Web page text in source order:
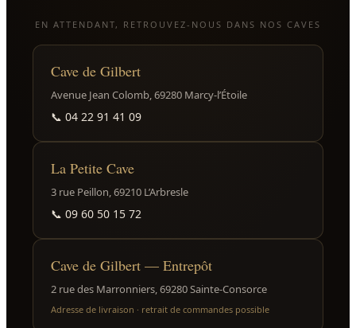
EN ATTENDANT, RETROUVEZ-NOUS DANS NOS CAVES
Cave de Gilbert
Avenue Jean Colomb, 69280 Marcy-l’Étoile
📞 04 22 91 41 09
La Petite Cave
3 rue Peillon, 69210 L’Arbresle
📞 09 60 50 15 72
Cave de Gilbert — Entrepôt
2 rue des Marronniers, 69280 Sainte-Consorce
Adresse de livraison · retrait de commandes possible